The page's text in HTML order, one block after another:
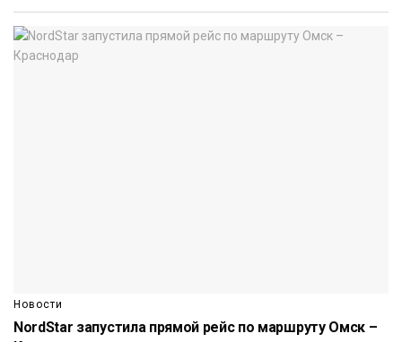
Новости
NordStar запустила прямой рейс по маршруту Омск –